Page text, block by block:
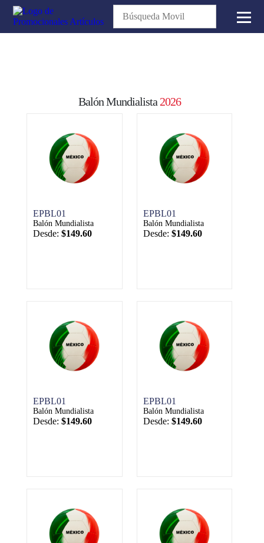
Balón Mundialista 2026
EPBL01
Balón Mundialista
Desde:$149.60
EPBL01
Balón Mundialista
Desde: $149.60
EPBL01
Balón Mundialista
Desde:$149.60
EPBL01
Balón Mundialista
Desde: $149.60